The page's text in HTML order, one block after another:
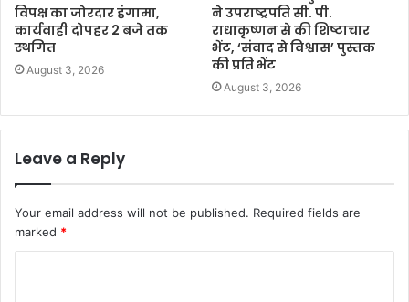
विपक्ष का जोरदार हंगामा,
कार्यवाही दोपहर 2 बजे तक
स्थगित
August 3, 2026
ने उपराष्ट्रपति सी. पी.
राधाकृष्णन से की शिष्टाचार
भेंट, ‘संवाद से विश्वास’ पुस्तक
की प्रति भेंट
August 3, 2026
Leave a Reply
Your email address will not be published. Required fields are
marked *